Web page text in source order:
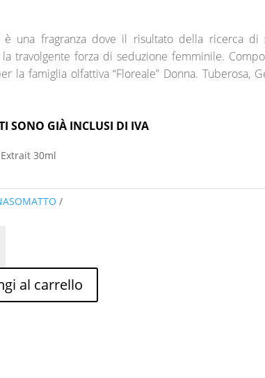
è una fragranza dove il risultato della ricerca di
travolgente forza di seduzione femminile.
la famiglia olfattiva “Floreale” Donna. Tuberosa,
SONO GIÀ INCLUSI DI IVA
Extrait 30ml
al carrello